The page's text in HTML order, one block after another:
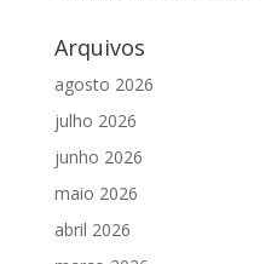
Arquivos
agosto 2026
julho 2026
junho 2026
maio 2026
abril 2026